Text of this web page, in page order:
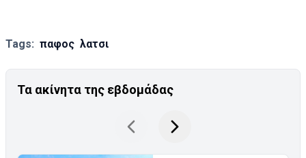
Tags: παφος λατσι
Τα ακίνητα της εβδομάδας